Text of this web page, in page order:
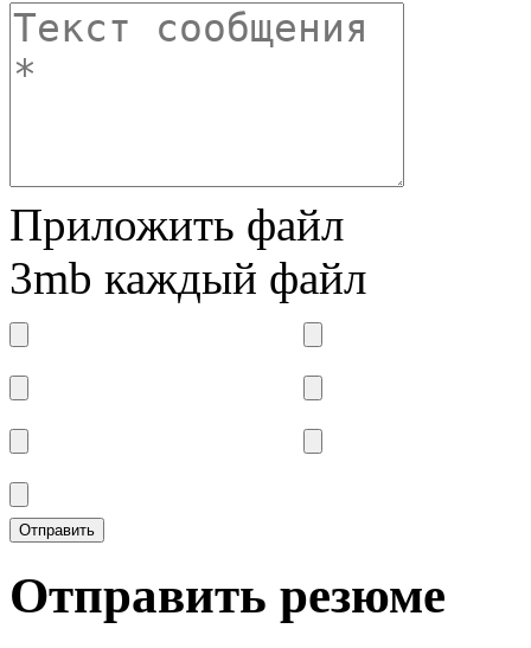
Приложить файл
3mb каждый файл
Отправить резюме